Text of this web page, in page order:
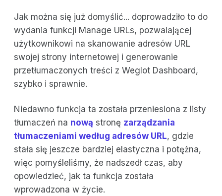
Jak można się już domyślić... doprowadziło to do
wydania funkcji Manage URLs, pozwalającej
użytkownikowi na skanowanie adresów URL
swojej strony internetowej i generowanie
przetłumaczonych treści z Weglot Dashboard,
szybko i sprawnie.
Niedawno funkcja ta została przeniesiona z listy
tłumaczeń na nową stronę zarządzania
tłumaczeniami według adresów URL, gdzie
stała się jeszcze bardziej elastyczna i potężna,
więc pomyśleliśmy, że nadszedł czas, aby
opowiedzieć, jak ta funkcja została
wprowadzona w życie.